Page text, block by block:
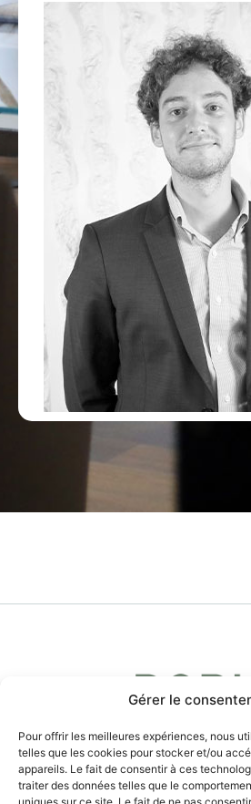
Gérer le
Pour offrir les meilleures expériences, nous
telles que les cookies pour stocker et/ou
appareils. Le fait de consentir à ces
traiter des données telles que le